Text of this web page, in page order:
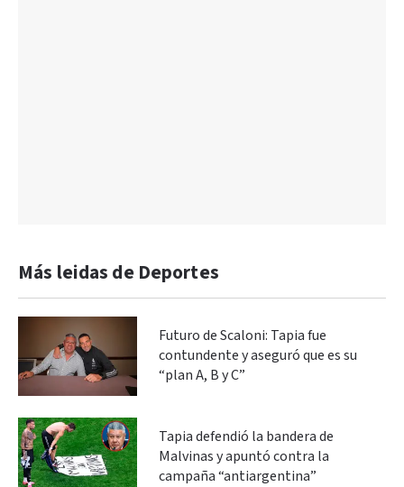
Más leidas de Deportes
Futuro de Scaloni: Tapia fue
contundente y aseguró que es su
“plan A, B y C”
Tapia defendió la bandera de
Malvinas y apuntó contra la
campaña “antiargentina”